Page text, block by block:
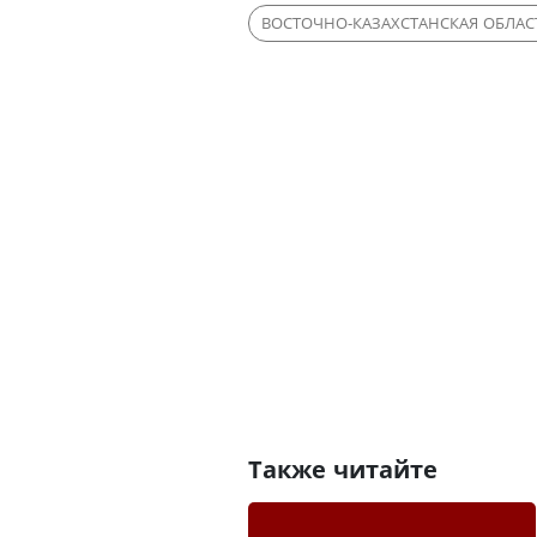
ВОСТОЧНО-КАЗАХСТАНСКАЯ
Также читайте